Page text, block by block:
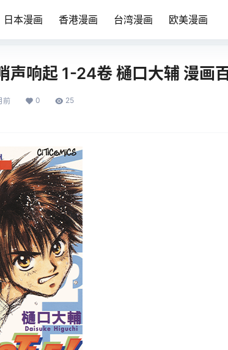
日本漫画 香港漫画 台湾漫画 欧美漫画
声响起 1-24卷 樋口大辅 漫画
前 0 25